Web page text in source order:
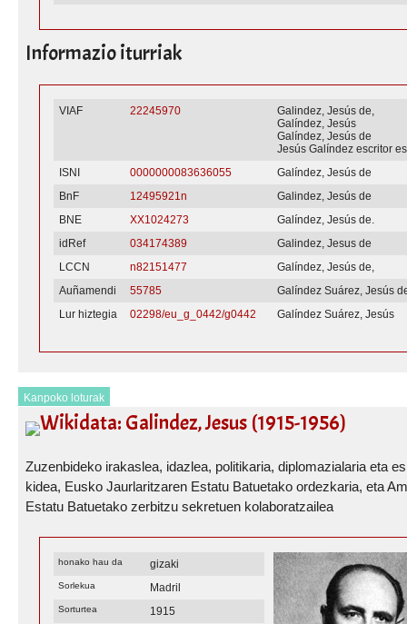
Informazio iturriak
VIAF 22245970
Galindez, Jesús de,
Galíndez, Jesús
Galíndez, Jesús de
Jesús Galíndez escritor
ISNI
0000000083636055
Galíndez, Jesús de
BnF
12495921n
Galindez, Jesús de
BNE
XX1024273
Galíndez, Jesús de.
idRef
034174389
Galindez, Jesus de
LCCN
n82151477
Galíndez, Jesús de,
Auñamendi
55785
Galíndez Suárez, Jesús
Lur hiztegia
02298/eu_g_0442/g0442 Galíndez Suárez, Jesús
Kanpoko loturak
Wikidata: Galindez, Jesus (1915-1956)
Zuzenbideko irakaslea, idazlea, politikaria, diplomazialaria eta
kidea, Eusko Jaurlaritzaren Estatu Batuetako ordezkaria, eta
Estatu Batuetako zerbitzu sekretuen kolaboratzailea
honako hau da gizaki
Sorlekua Madril
Sorturtea 1915